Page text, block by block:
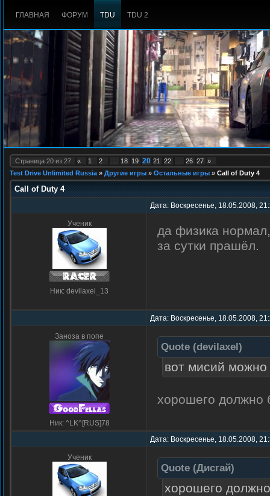
ГЛАВНАЯ ФОРУМ TDU TDU 2
Страница 20 из 27 « 1 2 18 19 20 21 22 26 27 »
Test Drive Unlimited Russia » Другие игры » Остальные игры » Call of Duty 4
Call of Duty 4
Дата: Воскресенье, 18.05.2008,
Ученик
Ник: devilaxel_13
да физика
за сутки прашёл.
Дата: Воскресенье, 18.05.2008,
Заноза в попе
Ник: ^LK^[RUS]78
Quote (devilaxel)
вот мисий
хорошего должно
Дата: Воскресенье, 18.05.2008,
Ученик
Quote (Дисгай)
хорошего